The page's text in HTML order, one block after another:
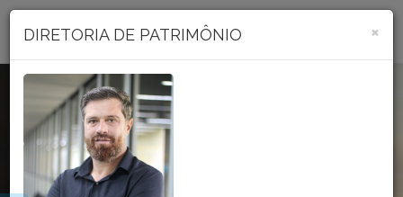
Portal Transparência
Seja bem vindo ao
PORTAL
TRANSPARÊNCIA
DO MUNICÍPIO DE CRICIÚMA
×
DIRETORIA DE PATRIMÔNIO